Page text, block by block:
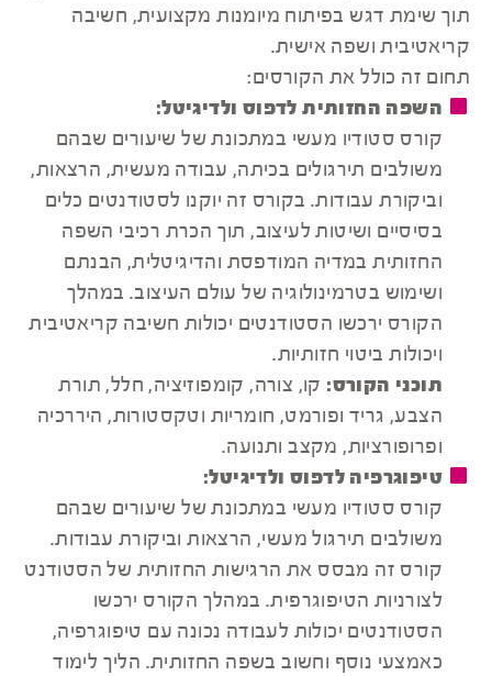
תוך שימת דגש בפיתוח מיומנות מקצועית, חשיבה
קריאטיבית ושפה אישית.
תחום זה כולל את הקורסים:
השפה החזותית לדפוס ולדיגיטל:
קורס סטודיו מעשי במתכונת של שיעורים שבהם
משולבים תירגולים בכיתה, עבודה מעשית, הרצאות,
וביקורת עבודות. בקורס זה יוקנו לסטודנטים כלים
בסיסיים ושיטות לעיצוב, תוך הכרת רכיבי השפה
החזותית במדיה המודפסת והדיגיטלית, הבנתם
ושימוש בטרמינולוגיה של עולם העיצוב. במהלך
הקורס ירכשו הסטודנטים יכולות חשיבה קריאטיבית
ויכולות ביטוי חזותיות.
תוכני הקורס: קו, צורה, קומפוזיציה, חלל, תורת
הצבע, גריד ופורמט, חומריות וטקסטורות, היררכיה
ופרופורציות, מקצב ותנועה.
טיפוגרפיה לדפוס ולדיגיטל:
קורס סטודיו מעשי במתכונת של שיעורים שבהם
משולבים תירגול מעשי, הרצאות וביקורת עבודות.
קורס זה מבסס את הרגישות החזותית של הסטודנט
לצורניות הטיפוגרפית. במהלך הקורס ירכשו
הסטודנטים יכולות לעבודה נכונה עם טיפוגרפיה,
כאמצעי נוסף וחשוב בשפה החזותית. הליך לימוד